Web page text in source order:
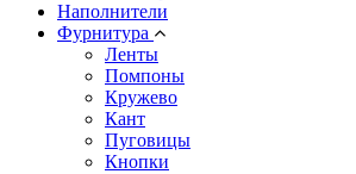
Наполнители
Фурнитура
Ленты
Помпоны
Кружево
Кант
Пуговицы
Кнопки